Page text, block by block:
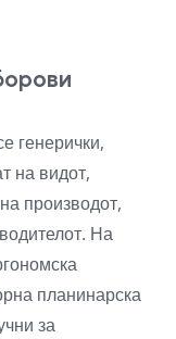
генерички,
на видот,
производот,
На
планинарска
за